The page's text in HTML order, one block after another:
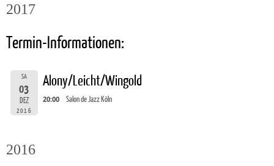
2017
Termin-Informationen:
SA
03
DEZ
2016
Alony/Leicht/Wingold
20:00 Salon de Jazz Köln
2016